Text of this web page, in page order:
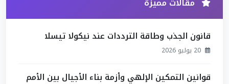
قانون الجذب وطاقة الترددات عند نيكولا تيسلا
قوانين التمكين الإلهي وأزمة بناء الأجيال بين الأمم